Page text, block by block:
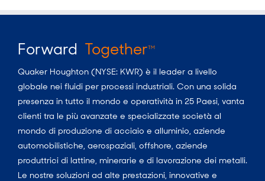
Forward TogetherTM
Quaker Houghton (NYSE: KWR) è il leader a livello
globale nei fluidi per processi industriali. Con una solida
presenza in tutto il mondo e operatività in 25 Paesi, vanta
clienti tra le più avanzate e specializzate società al
mondo di produzione di acciaio e alluminio, aziende
automobilistiche, aerospaziali, offshore, aziende
produttrici di lattine, minerarie e di lavorazione dei metalli.
Le nostre soluzioni ad alte prestazioni, innovative e